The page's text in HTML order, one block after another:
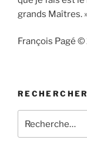
grands Maîtres. »
François Pagé ©
RECHERCHER
pour